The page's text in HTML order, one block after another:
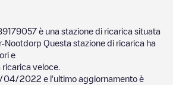
è una stazione di ricarica situata
Nootdorp Questa stazione di ricarica ha
e
veloce.
04/2022 e l'ultimo aggiornamento è